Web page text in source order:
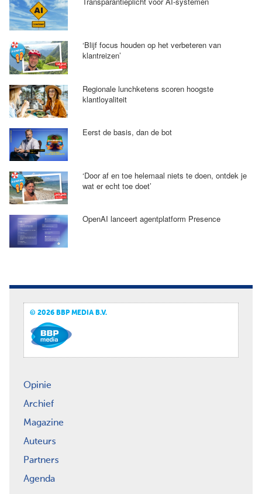
‘Blijf focus houden op het verbeteren van
klantreizen’
Regionale lunchketens scoren hoogste
klantloyaliteit
Eerst de basis, dan de bot
‘Door af en toe helemaal niets te doen, ontdek je
wat er echt toe doet’
OpenAI lanceert agentplatform Presence
© 2026 BBP MEDIA B.V.
Opinie
Archief
Magazine
Auteurs
Partners
Agenda